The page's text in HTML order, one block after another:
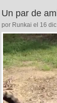
Un par de
por Runkai el 16